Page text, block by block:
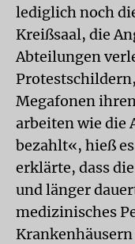
lediglich noch
Kreißsaal, die
Abteilungen
Megafonen
arbeiten wie die
bezahlt«, hieß
erklärte, dass
und länger
medizinisches
Krankenhäusern